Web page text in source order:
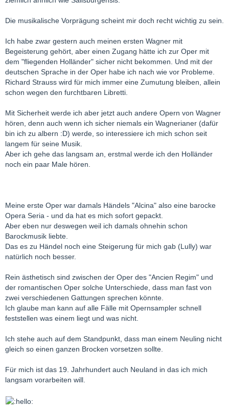
Die musikalische Vorprägung scheint mir doch recht wichtig zu sein.
Ich habe zwar gestern auch meinen ersten Wagner mit
Begeisterung gehört, aber einen Zugang hätte ich zur Oper mit
dem "fliegenden Holländer" sicher nicht bekommen. Und mit der
deutschen Sprache in der Oper habe ich nach wie vor Probleme.
Richard Strauss wird für mich immer eine Zumutung bleiben, allein
schon wegen den furchtbaren Libretti.
Mit Sicherheit werde ich aber jetzt auch andere Opern von Wagner
hören, denn auch wenn ich sicher niemals ein Wagnerianer (dafür
bin ich zu albern :D) werde, so interessiere ich mich schon seit
langem für seine Musik.
Aber ich gehe das langsam an, erstmal werde ich den Holländer
noch ein paar Male hören.
Meine erste Oper war damals Händels "Alcina" also eine barocke
Opera Seria - und da hat es mich sofort gepackt.
Aber eben nur deswegen weil ich damals ohnehin schon
Barockmusik liebte.
Das es zu Händel noch eine Steigerung für mich gab (Lully) war
natürlich noch besser.
Rein ästhetisch sind zwischen der Oper des "Ancien Regim" und
der romantischen Oper solche Unterschiede, dass man fast von
zwei verschiedenen Gattungen sprechen könnte.
Ich glaube man kann auf alle Fälle mit Opernsampler schnell
feststellen was einem liegt und was nicht.
Ich stehe auch auf dem Standpunkt, dass man einem Neuling nicht
gleich so einen ganzen Brocken vorsetzen sollte.
Für mich ist das 19. Jahrhundert auch Neuland in das ich mich
langsam vorarbeiten will.